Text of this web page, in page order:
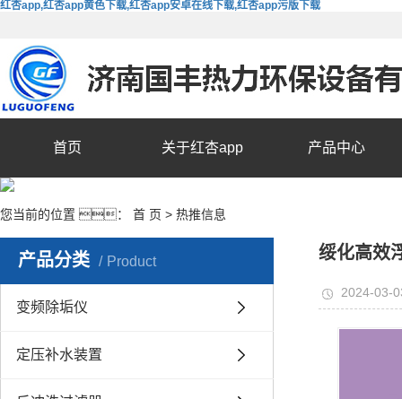
红杏app,红杏app黄色下载,红杏app安卓在线下载,红杏app污版下载
首页 关于红杏app 产品中心
您当前的位置 ： 首 页 > 热推信息
产品分类 Product
变频除垢仪
定压补水装置
绥化高效
2024-03-